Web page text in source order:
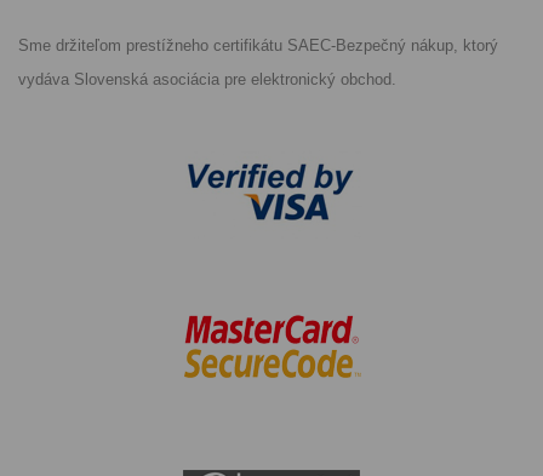
Sme držiteľom prestížneho certifikátu SAEC-Bezpečný nákup, ktorý
vydáva Slovenská asociácia pre elektronický obchod.